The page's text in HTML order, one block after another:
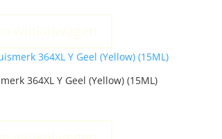
364XL Y Geel (Yellow) (15ML)